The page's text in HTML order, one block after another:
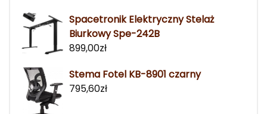
Spacetronik Elektryczny Stelaż
Biurkowy Spe-242B
899,00zł
Stema Fotel KB-8901 czarny
795,60zł